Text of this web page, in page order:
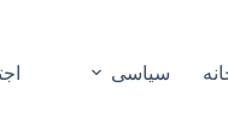
سیاسی